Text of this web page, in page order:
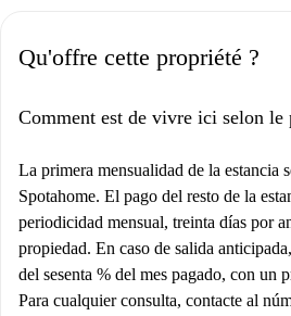
Qu'offre cette propriété ?
Comment est de vivre ici selon le
La primera mensualidad de la estancia
Spotahome. El pago del resto de la
periodicidad mensual, treinta días por
propiedad. En caso de salida
del sesenta % del mes pagado, con un
Para cualquier consulta, contacte al